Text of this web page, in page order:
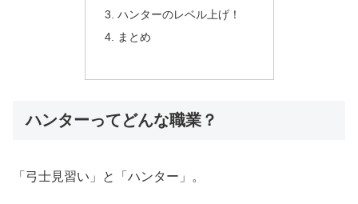
ハンターのレベル上げ！
まとめ
ハンターってどんな職業？
「弓士見習い」と「ハンター」。